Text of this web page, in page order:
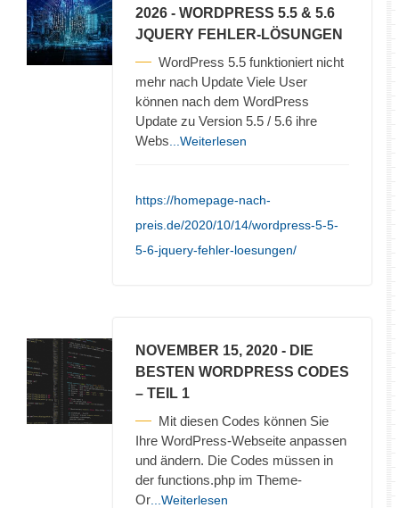
2026 - WORDPRESS 5.5 & 5.6
JQUERY FEHLER-LÖSUNGEN
WordPress 5.5 funktioniert nicht
mehr nach Update Viele User
können nach dem WordPress
Update zu Version 5.5 / 5.6 ihre
Webs ...Weiterlesen
https://homepage-nach-
preis.de/2020/10/14/wordpress-5-5-
5-6-jquery-fehler-loesungen/
NOVEMBER 15, 2020 - DIE
BESTEN WORDPRESS CODES
– TEIL 1
Mit diesen Codes können Sie
Ihre WordPress-Webseite anpassen
und ändern. Die Codes müssen in
der functions.php im Theme-
Or ...Weiterlesen